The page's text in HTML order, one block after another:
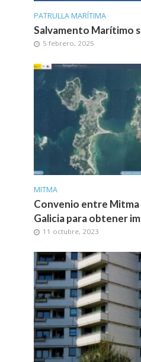
PATRULLA MARÍTIMA
Salvamento Marítimo
5 febrero, 2025
MITMA
Convenio entre Mitma
Galicia para obtener
11 octubre, 2023